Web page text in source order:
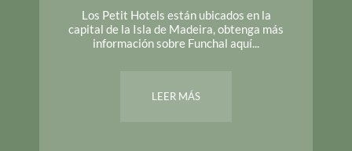
Los Petit Hotels están ubicados en la
capital de la Isla de Madeira, obtenga más
información sobre Funchal aquí...
LEER MÁS